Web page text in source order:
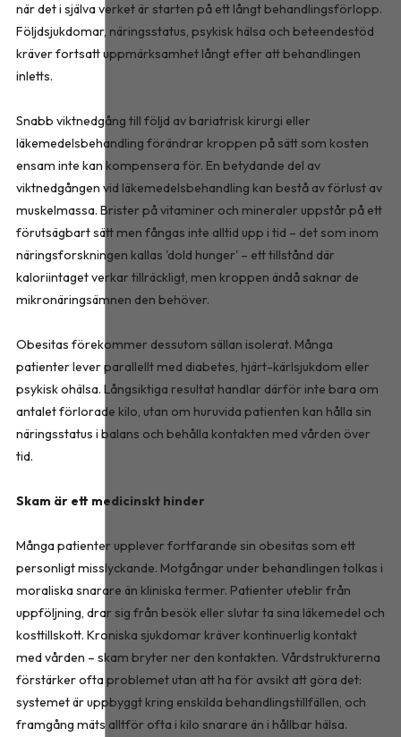
när det i själva verket är starten på ett långt behandlingsförlopp.
Följdsjukdomar, näringsstatus, psykisk hälsa och beteendestöd
kräver fortsatt uppmärksamhet långt efter att behandlingen
inletts.
Snabb viktnedgång till följd av bariatrisk kirurgi eller
läkemedelsbehandling förändrar kroppen på sätt som kosten
ensam inte kan kompensera för. En betydande del av
viktnedgången vid läkemedelsbehandling kan bestå av förlust av
muskelmassa. Brister på vitaminer och mineraler uppstår på ett
förutsägbart sätt men fångas inte alltid upp i tid – det som inom
näringsforskningen kallas 'dold hunger' – ett tillstånd där
kaloriintaget verkar tillräckligt, men kroppen ändå saknar de
mikronäringsämnen den behöver.
Obesitas förekommer dessutom sällan isolerat. Många
patienter lever parallellt med diabetes, hjärt-kärlsjukdom eller
psykisk ohälsa. Långsiktiga resultat handlar därför inte bara om
antalet förlorade kilo, utan om huruvida patienten kan hålla sin
näringsstatus i balans och behålla kontakten med vården över
tid.
Skam är ett medicinskt hinder
Många patienter upplever fortfarande sin obesitas som ett
personligt misslyckande. Motgångar under behandlingen tolkas i
moraliska snarare än kliniska termer. Patienter uteblir från
uppföljning, drar sig från besök eller slutar ta sina läkemedel och
kosttillskott. Kroniska sjukdomar kräver kontinuerlig kontakt
med vården – skam bryter ner den kontakten. Vårdstrukturerna
förstärker ofta problemet utan att ha för avsikt att göra det:
systemet är uppbyggt kring enskilda behandlingstillfällen, och
framgång mäts alltför ofta i kilo snarare än i hållbar hälsa.